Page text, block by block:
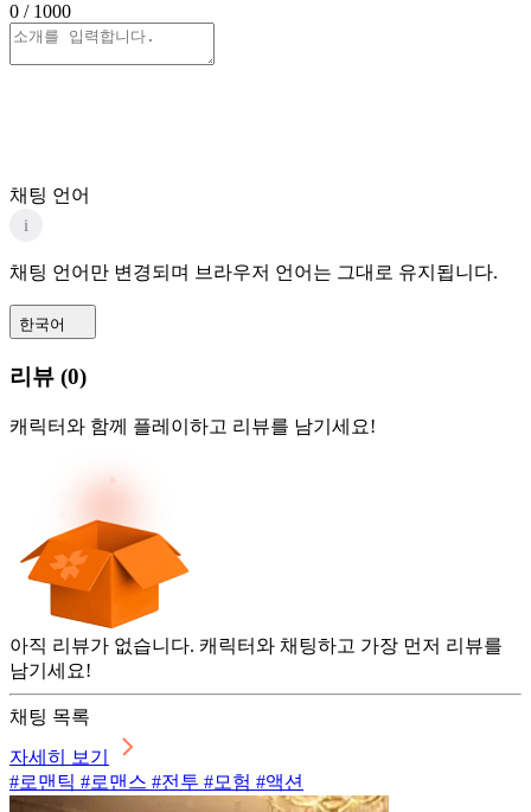
0 / 1000
채팅 언어
i
채팅 언어만 변경되며 브라우저 언어는 그대로 유지됩니다.
한국어
리뷰 (0)
캐릭터와 함께 플레이하고 리뷰를 남기세요!
아직 리뷰가 없습니다. 캐릭터와 채팅하고 가장 먼저 리뷰를
남기세요!
채팅 목록
자세히 보기
#로맨틱 #로맨스 #전투 #모험 #액션